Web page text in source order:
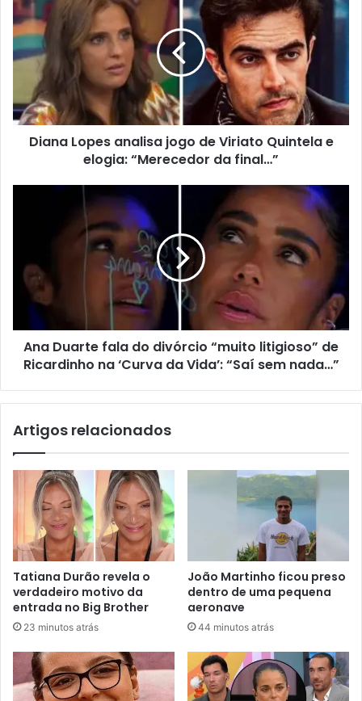
Diana Lopes analisa jogo de Viriato Quintela e
elogia: “Merecedor da final…”
Ana Duarte fala do divórcio “muito litigioso” de
Ricardinho na ‘Curva da Vida’: “Saí sem nada…”
Artigos relacionados
Tatiana Durão revela o
verdadeiro motivo da
entrada no Big Brother
23 minutos atrás
João Martinho ficou preso
dentro de uma pequena
aeronave
44 minutos atrás